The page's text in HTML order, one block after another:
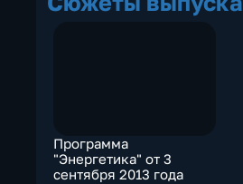
Программа
"Энергетика" от 3
сентября 2013 года